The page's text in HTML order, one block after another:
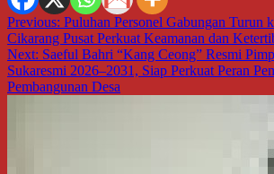
Navigasi
pos
Previous: Puluhan Personel Gabungan Turun
Cikarang Pusat Perkuat Keamanan dan
Next: Saeful Bahri “Kang Ceong” Resmi
Sukaresmi 2026–2031, Siap Perkuat Peran
Pembangunan Desa